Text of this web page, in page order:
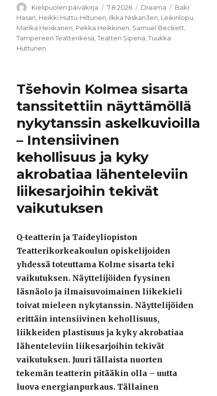
Kirjoittaja
Kielipuolen päiväkirja Julkaistu
7.8.2026 Kategoriat
Draama Avainsanat
Bakr
Hasan Heikki Huttu-Hiltunen Ilkka Niskan3en Leikinlopu
Marika Heiskanen Pekka Heikkinen Samuel Beckett
Tampereen Teatterikesä ,Teatteri Siperia ,Tuukka
Huttunen
Tšehovin Kolmea sisarta
tanssitettiin näyttämöllä
nykytanssin askelkuvioilla
– Intensiivinen
kehollisuus ja kyky
akrobatiaa lähenteleviin
liikesarjoihin tekivät
vaikutuksen
Q-teatterin ja Taideyliopiston
Teatterikorkeakoulun opiskelijoiden
yhdessä toteuttama Kolme sisarta teki
vaikutuksen. Näyttelijöiden fyysinen
läsnäolo ja ilmaisuvoimainen liikekieli
toivat mieleen nykytanssin. Näyttelijöiden
erittäin intensiivinen kehollisuus,
liikkeiden plastisuus ja kyky akrobatiaa
lähenteleviin liikesarjoihin tekivät
vaikutuksen. Juuri tällaista nuorten
tekemän teatterin pitääkin olla – uutta
luova energianpurkaus. Tällainen